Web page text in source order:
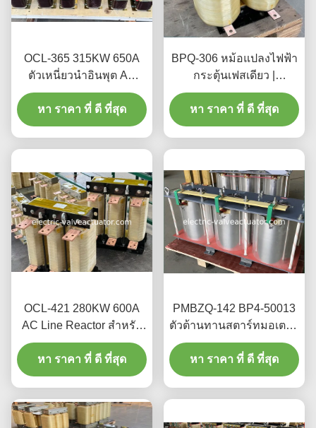
OCL-365 315KW 650A
ตัวเหนี่ยวนำอินพุต AC
สำหรับอินเวอร์เตอร์ (VFD)
หา ราคา ที่ ดี ที่สุด
BPQ-306 หม้อแปลงไฟฟ้า
กระตุ้นเฟสเดียว |
หม้อแปลงควบคุมด้วยแม่
เหล็กสำหรับระบบไฟฟ้า
หา ราคา ที่ ดี ที่สุด
OCL-421 280KW 600A
AC Line Reactor สําหรับ
VFD Inverter Input Output
หา ราคา ที่ ดี ที่สุด
PMBZQ-142 BP4-50013
ตัวต้านทานสตาร์ทมอเตอร์
แบบรีโอสแตตไวต่อ
ความถี่
หา ราคา ที่ ดี ที่สุด